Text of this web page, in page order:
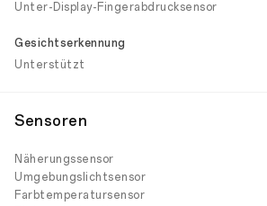
Unter-Display-Fingerabdrucksensor
Gesichtserkennung
Unterstützt
Sensoren
Näherungssensor
Umgebungslichtsensor
Farbtemperatursensor